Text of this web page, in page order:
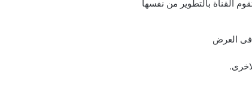
القناة بالتطوير من نفسها
فى العرض